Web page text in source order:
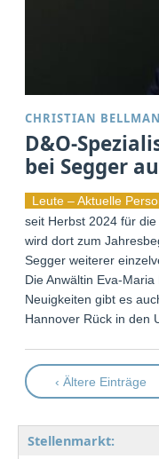
CHRISTIAN
D&O-
bei Segger
Leute – Aktuelle
seit Herbst 2024 für
wird dort zum
Segger weiterer
Die Anwältin Eva-
Neuigkeiten gibt es
Hannover Rück in den
‹ Ältere Einträge
Stellenmarkt: